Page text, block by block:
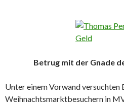
Betrug mit der Gnade
Unter einem Vorwand versuchten
Weihnachtsmarktbesuchern in